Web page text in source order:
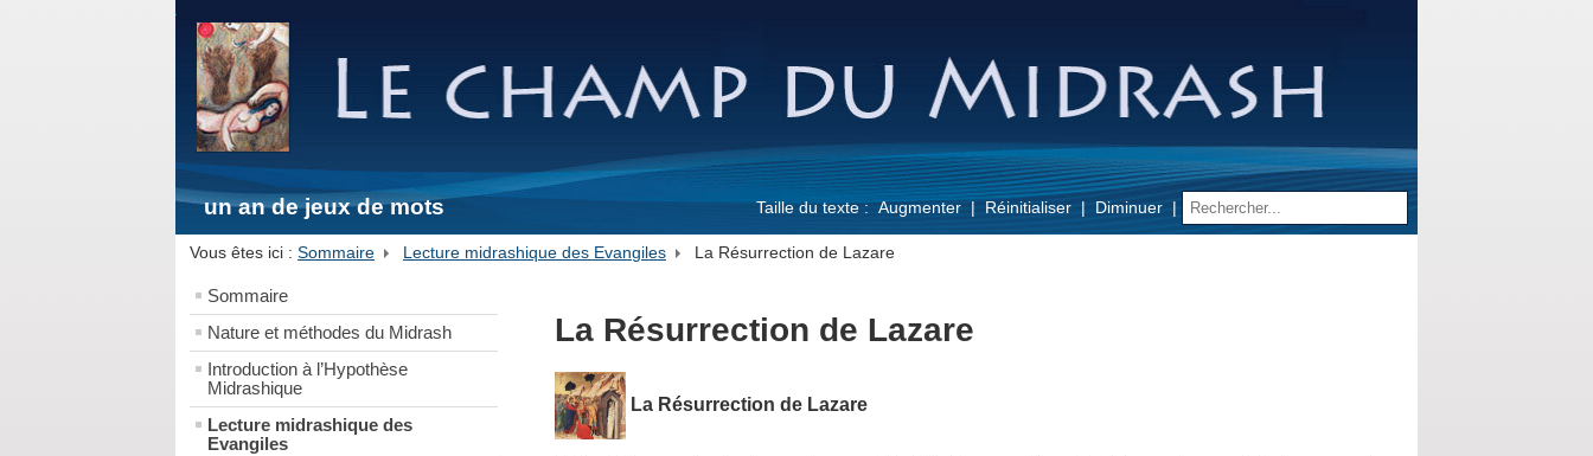
un an de jeux de mots Taille du texte : Augmenter Réinitialiser Diminuer
Vous êtes ici : Sommaire Lecture midrashique des Evangiles La Résurrection de Lazare
Sommaire
Nature et méthodes du Midrash
Introduction à l’Hypothèse
Midrashique
Lecture midrashique des
Evangiles
La Résurrection de Lazare
La Résurrection de Lazare